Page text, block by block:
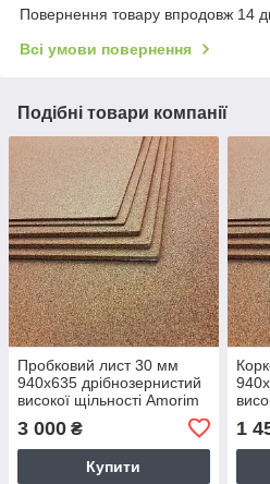
Повернення товару впродовж 14
Всі умови повернення
Подібні товари компанії
Пробковий лист 30 мм
940х635 дрібнозернистий
високої щільності Amorim
3 000 ₴
Купити
1